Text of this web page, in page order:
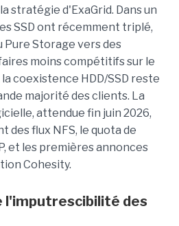
stratégie d'ExaGrid. Dans un
SSD ont récemment triplé,
Pure Storage vers des
moins compétitifs sur le
coexistence HDD/SSD reste
majorité des clients. La
attendue fin juin 2026,
des flux NFS, le quota de
et les premières annonces
Cohesity.
l'imputrescibilité des